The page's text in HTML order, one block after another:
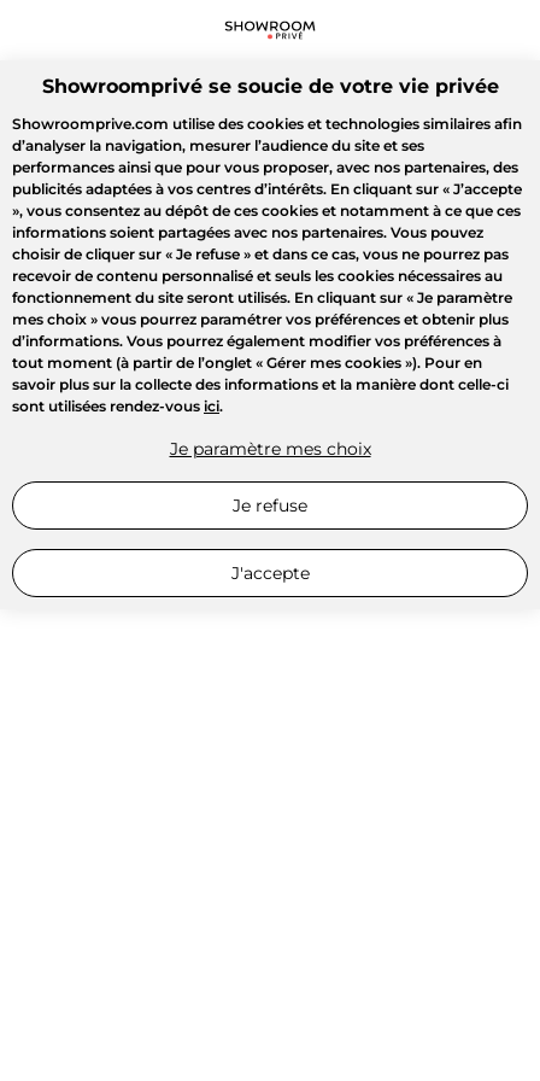
Showroomprivé se soucie de votre vie privée
Showroomprive.com utilise des cookies et technologies similaires afin
d’analyser la navigation, mesurer l’audience du site et ses
performances ainsi que pour vous proposer, avec nos partenaires, des
publicités adaptées à vos centres d’intérêts. En cliquant sur « J’accepte
», vous consentez au dépôt de ces cookies et notamment à ce que ces
informations soient partagées avec nos partenaires. Vous pouvez
choisir de cliquer sur « Je refuse » et dans ce cas, vous ne pourrez pas
recevoir de contenu personnalisé et seuls les cookies nécessaires au
fonctionnement du site seront utilisés. En cliquant sur « Je paramètre
mes choix » vous pourrez paramétrer vos préférences et obtenir plus
d’informations. Vous pourrez également modifier vos préférences à
tout moment (à partir de l’onglet « Gérer mes cookies »). Pour en
savoir plus sur la collecte des informations et la manière dont celle-ci
sont utilisées rendez-vous ici.
Je paramètre mes choix
Je refuse
J'accepte